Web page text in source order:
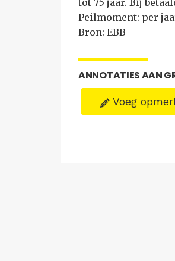
tot 75 jaar. Bij
Peilmoment: per
Bron: EBB
ANNOTATIES AAN
Voeg